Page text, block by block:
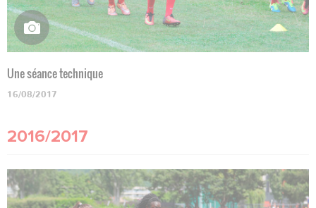
Une séance technique
16/08/2017
2016/2017